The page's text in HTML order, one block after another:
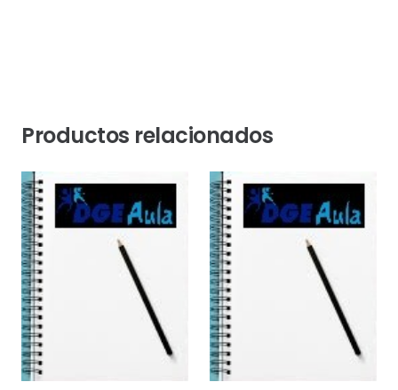
Productos relacionados